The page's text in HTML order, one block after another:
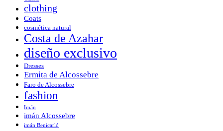
clothing
Coats
cosmética natural
Costa de Azahar
diseño exclusivo
Dresses
Ermita de Alcossebre
Faro de Alcossebre
fashion
Imán
imán Alcossebre
imán Benicarló